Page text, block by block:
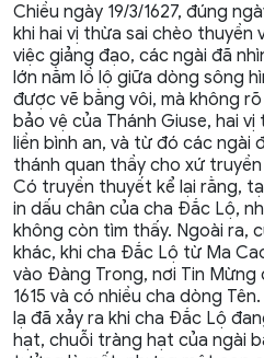
Chiều ngày 19/3/1627, đúng
khi hai vị thừa sai chèo thuyền
việc giảng đạo, các ngài đã
lớn nằm lồ lộ giữa dòng sông
được vẽ bằng vôi, mà không
bảo vệ của Thánh Giuse, hai
liền bình an, và từ đó các ngài
thánh quan thầy cho xứ truyền
Có truyền thuyết kể lại rằng,
in dấu chân của cha Đắc Lộ,
không còn tìm thấy. Ngoài ra,
khác, khi cha Đắc Lộ từ Ma
vào Đàng Trong, nơi Tin
1615 và có nhiều cha dòng
lạ đã xảy ra khi cha Đắc Lộ
hạt, chuỗi tràng hạt của ngài